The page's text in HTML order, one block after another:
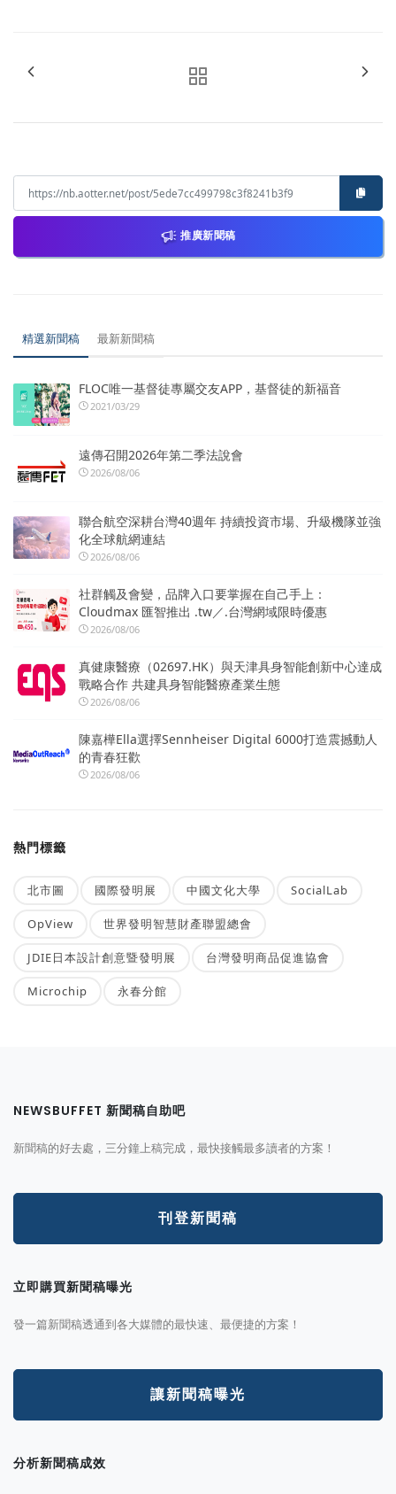
推廣新聞稿
精選新聞稿 最新新聞稿
FLOC唯一基督徒專屬交友APP，基督徒的新福音
2021/03/29
遠傳召開2026年第二季法說會
2026/08/06
聯合航空深耕台灣40週年 持續投資市場、升級機隊並強
化全球航網連結
2026/08/06
社群觸及會變，品牌入口要掌握在自己手上：
Cloudmax 匯智推出 .tw／.台灣網域限時優惠
2026/08/06
真健康醫療（02697.HK）與天津具身智能創新中心達成
戰略合作 共建具身智能醫療產業生態
2026/08/06
陳嘉樺Ella選擇Sennheiser Digital 6000打造震撼動人
的青春狂歡
2026/08/06
熱門標籤
北市圖 國際發明展 中國文化大學 SocialLab
OpView 世界發明智慧財產聯盟總會
JDIE日本設計創意暨發明展 台灣發明商品促進協會
Microchip 永春分館
NEWSBUFFET 新聞稿自助吧
新聞稿的好去處，三分鐘上稿完成，最快接觸最多讀者的方案！
刊登新聞稿
立即購買新聞稿曝光
發一篇新聞稿透通到各大媒體的最快速、最便捷的方案！
讓新聞稿曝光
分析新聞稿成效